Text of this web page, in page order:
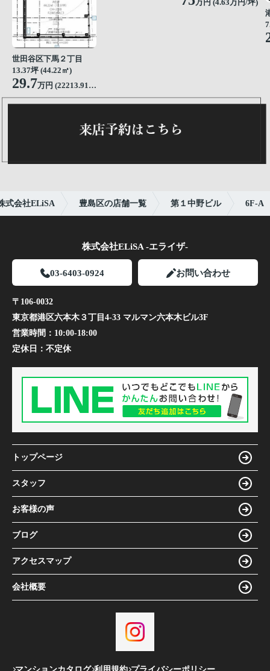
世田谷区下馬２丁目
13.37坪 (44.22㎡)
29.7万円 (22213.91円/坪)
万円 (4.63万円/坪)
式会社ELiSA 豊島区の店舗一覧 第１中野ビル 6F-A
株式会社ELiSA -エライザ-
03-6403-0924 お問い合わせ
〒106-0032
東京都港区六本木３丁目4-33 マルマン六本木ビル3F
営業時間： 10:00-18:00
定休日： 不定休
トップページ
スタッフ
お客様の声
ブログ
アクセスマップ
会社概要